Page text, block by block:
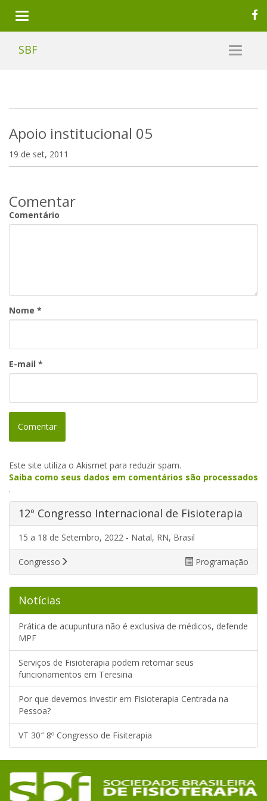
SBF
Apoio institucional 05
19 de set, 2011
Comentar
Comentário
Nome *
E-mail *
Este site utiliza o Akismet para reduzir spam.
Saiba como seus dados em comentários são processados
.
12º Congresso Internacional de Fisioterapia
15 a 18 de Setembro, 2022 - Natal, RN, Brasil
Congresso Programação
Notícias
Prática de acupuntura não é exclusiva de médicos, defende
MPF
Serviços de Fisioterapia podem retornar seus
funcionamentos em Teresina
Por que devemos investir em Fisioterapia Centrada na
Pessoa?
VT 30″ 8º Congresso de Fisiterapia